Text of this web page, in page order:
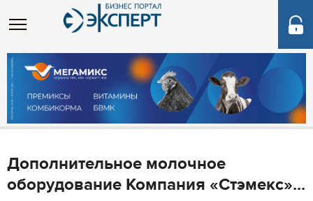
Дополнительное молочное
оборудование Компания «Стэмекс»...